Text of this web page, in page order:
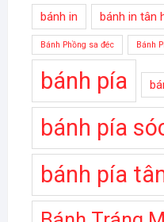
bánh in bánh in tân
Bánh Phồng sa đéc Bánh
bánh pía
bánh pía
bánh pía